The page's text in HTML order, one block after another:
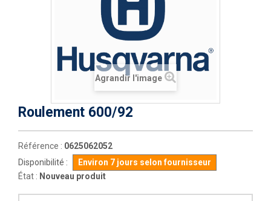
Agrandir l'image
Roulement 600/92
Référence : 0625062052
Disponibilité :
Environ 7 jours selon fournisseur
État : Nouveau produit